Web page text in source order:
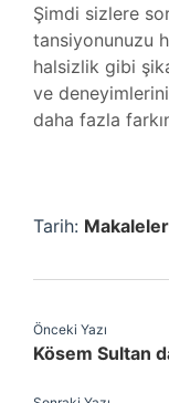
Şimdi sizlere
tansiyonunuzu
halsizlik gibi
ve
daha fazla
Tarih: Makaleler
Önceki Yazı
Kösem Sultan